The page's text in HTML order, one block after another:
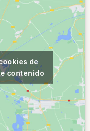
de
contenido